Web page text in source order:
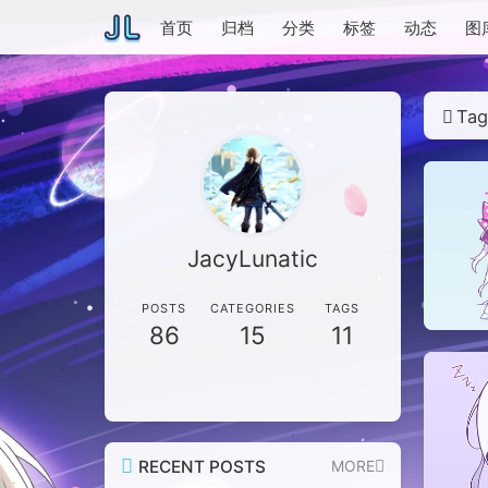
首页 归档 分类 标签 动态 图
Tag
JacyLunatic
POSTS
86
CATEGORIES
15
TAGS
11
RECENT POSTS MORE